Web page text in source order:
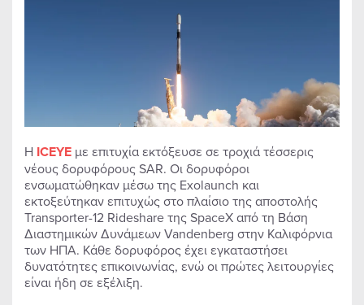
Η ICEYE με επιτυχία εκτόξευσε σε τροχιά τέσσερις
νέους δορυφόρους SAR. Οι δορυφόροι
ενσωματώθηκαν μέσω της Exolaunch και
εκτοξεύτηκαν επιτυχώς στο πλαίσιο της αποστολής
Transporter-12 Rideshare της SpaceX από τη Βάση
Διαστημικών Δυνάμεων Vandenberg στην Καλιφόρνια
των ΗΠΑ. Κάθε δορυφόρος έχει εγκαταστήσει
δυνατότητες επικοινωνίας, ενώ οι πρώτες λειτουργίες
είναι ήδη σε εξέλιξη.